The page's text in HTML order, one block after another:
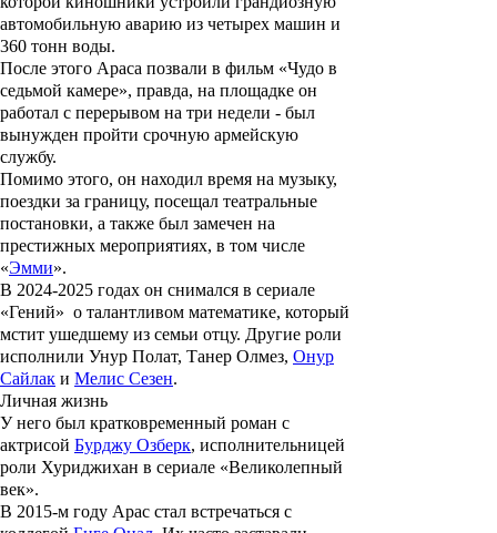
автомобильную аварию из четырех машин и
360 тонн воды.
После этого Араса позвали в фильм «Чудо в
седьмой камере», правда, на площадке он
работал с перерывом на три недели - был
вынужден пройти срочную армейскую
службу.
Помимо этого, он находил время на музыку,
поездки за границу, посещал театральные
постановки, а также был замечен на
престижных мероприятиях, в том числе
«Эмми».
В 2024-2025 годах он снимался в сериале
«Гений» о талантливом математике, который
мстит ушедшему из семьи отцу. Другие роли
исполнили Унур Полат, Танер Олмез, Онур
Сайлак и Мелис Сезен.
Личная жизнь
У него был кратковременный роман с
актрисой Бурджу Озберк, исполнительницей
роли Хуриджихан в сериале «Великолепный
век».
В 2015-м году Арас стал встречаться с